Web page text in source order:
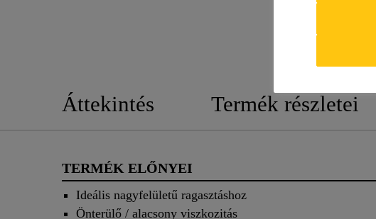
Áttekintés Termék részletei
TERMÉK ELŐNYEI
Ideális nagyfelületű ragasztáshoz
Önterülő / alacsony viszkozitás